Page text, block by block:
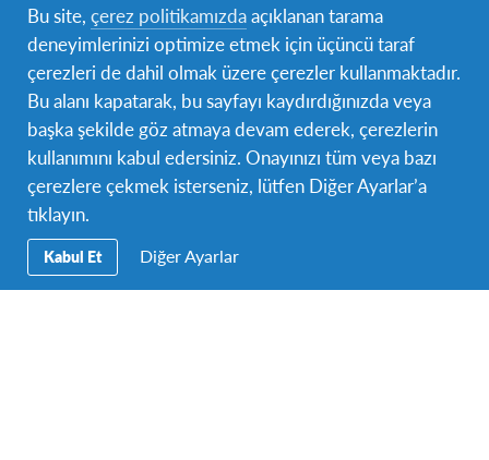
Yaşam
Guatemalalı aileler yemeklerde ve aile toplantılarında
birlikte vakit geçirmeyi severler. Ebeveynler genellikle
çocuklarını, özellikle kız çocuklarını çok korurlar. Daha
küçük kasabalarda, sizi tanımasalar bile insanlar
sokakta sizi selamlayabilir. Basit bir “buenos días”
misafirperverliğin harika bir işaretidir.
Bu site, çerez politikamızdaaçıklanan tarama
deneyimlerinizi optimize etmek için üçüncü taraf
çerezleri de dahil olmak üzere çerezler kullanmaktadır.
Bu alanı kapatarak, bu sayfayı kaydırdığınızda veya
başka şekilde göz atmaya devam ederek, çerezlerin
kullanımını kabul edersiniz. Onayınızı tüm veya bazı
çerezlere çekmek isterseniz, lütfen Diğer Ayarlar’a
tıklayın.
Kabul Et Diğer Ayarlar